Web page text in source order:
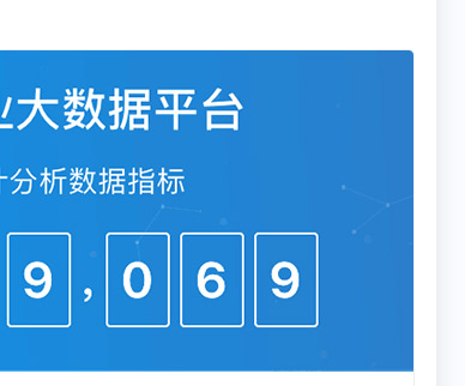
落地，越是让人心慌。
的，原来觉得特朗普不靠谱才疯狂印
力度更大了。在美国疯狂印钞的情况
出口。